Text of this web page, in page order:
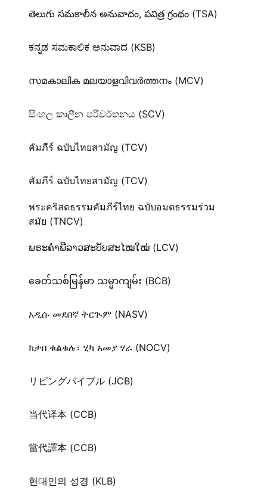
తెలుగు సమకాలీన అనువాదం, పవిత్ర గ్రంథం (TSA)
ಕನ್ನಡ ಸಮಕಾಲಿಕ ಅನುವಾದ (KSB)
സമകാലിക മലയാളവിവർത്തനം (MCV)
සිංහල කාලීන පරිවර්තනය (SCV)
คัมภีร์ ฉบับไทยสามัญ (TCV)
คัมภีร์ ฉบับไทยสามัญ (TCV)
พระคริสตธรรมคัมภีร์ไทย ฉบับอมตธรรมร่วม
สมัย (TNCV)
ພຣະຄຳພີລາວສະບັບສະໄໝໃໝ່ (LCV)
ခေတ်သစ်​မြန်မာ သမ္မာကျမ်း (BCB)
አዲሱ መደበኛ ትርጒም (NASV)
ክታበ ቁልቁሉ፣ ሂካ አመያ ሃራ (NOCV)
リビングバイブル (JCB)
当代译本 (CCB)
當代譯本 (CCB)
현대인의 성경 (KLB)